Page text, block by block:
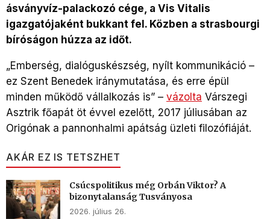
ásványvíz-palackozó cége, a Vis Vitalis
igazgatójaként bukkant fel. Közben a strasbourgi
bíróságon húzza az időt.
„Emberség, dialóguskészség, nyílt kommunikáció –
ez Szent Benedek iránymutatása, és erre épül
minden működő vállalkozás is” – vázolta Várszegi
Asztrik főapát öt évvel ezelőtt, 2017 júliusában az
Origónak a pannonhalmi apátság üzleti filozófiáját.
AKÁR EZ IS TETSZHET
Csúcspolitikus még Orbán Viktor? A
bizonytalanság Tusványosa
2026. július 26.